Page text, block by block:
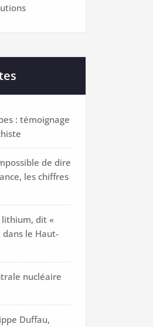
: témoignage
de dire
les chiffres
lithium, dit «
dans le Haut-
nucléaire
Duffau,